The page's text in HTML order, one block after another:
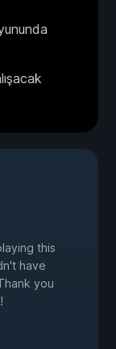
this
have
you